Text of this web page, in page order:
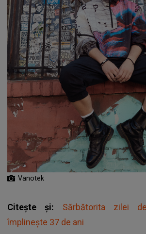
Vanotek
Citește și: Sărbătorita zilei
împlinește 37 de ani